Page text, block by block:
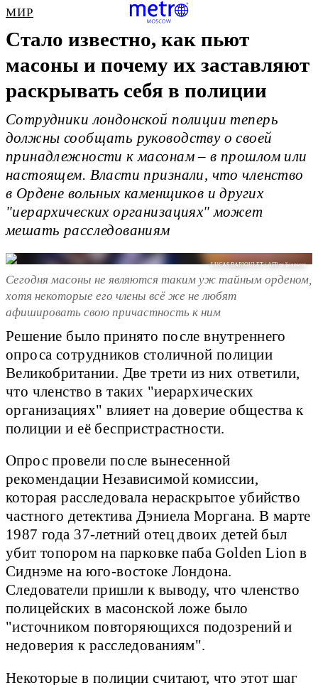
МИР
Стало известно, как пьют
масоны и почему их заставляют
раскрывать себя в полиции
Сотрудники лондонской полиции теперь
должны сообщать руководству о своей
принадлежности к масонам – в прошлом или
настоящем. Власти признали, что членство
в Ордене вольных каменщиков и других
"иерархических организациях" может
мешать расследованиям
LUCAS BARIOULET / AFP or licensors
Сегодня масоны не являются таким уж тайным орденом,
хотя некоторые его члены всё же не любят
афишировать свою причастность к ним
Решение было принято после внутреннего
опроса сотрудников столичной полиции
Великобритании. Две трети из них ответили,
что членство в таких "иерархических
организациях" влияет на доверие общества к
полиции и её беспристрастности.
Опрос провели после вынесенной
рекомендации Независимой комиссии,
которая расследовала нераскрытое убийство
частного детектива Дэниела Моргана. В марте
1987 года 37-летний отец двоих детей был
убит топором на парковке паба Golden Lion в
Сиднэме на юго-востоке Лондона.
Следователи пришли к выводу, что членство
полицейских в масонской ложе было
"источником повторяющихся подозрений и
недоверия к расследованиям".
Некоторые в полиции считают, что этот шаг